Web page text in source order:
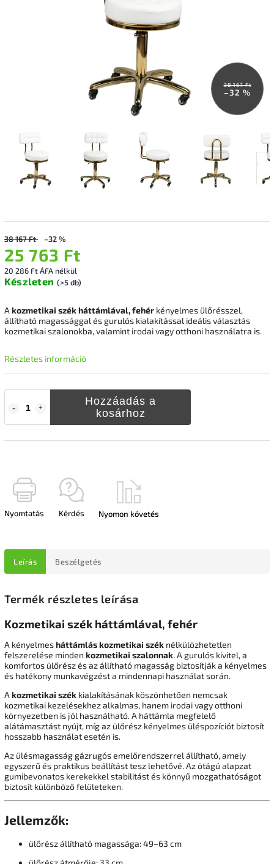
38 167 Ft
–32 %
38 167 Ft –32 %
25 763 Ft
20 286 Ft ÁFA nélkül
Készleten (>5 db)
Hozzáadás a
kosárhoz
A kozmetikai szék háttámlával, fehér kényelmes ülőrésszel,
állítható magassággal és gurulós kialakítással ideális választás
kozmetikai szalonokba, valamint irodai vagy otthoni használatra is.
Részletes információ
Nyomtatás Kérdés Nyomon követés
Leírás Beszélgetés
Termék részletes leírása
Kozmetikai szék háttámlával, fehér
A kényelmesháttámlás kozmetikai szék nélkülözhetetlen
felszerelése minden kozmetikai szalonnak. A gurulós kivitel, a
komfortos ülőrész és az állítható magasság biztosítják a kényelmes
és hatékony munkavégzést a mindennapi használat során.
A kozmetikai szék kialakításának köszönhetően nemcsak
kozmetikai kezelésekhez alkalmas, hanem irodai vagy otthoni
környezetben is jól használható. A háttámla megfelelő
alátámasztást nyújt, míg az ülőrész kényelmes üléspozíciót biztosít
hosszabb használat esetén is.
Az ülésmagasság gázrugós emelőrendszerrel állítható, amely
egyszerű és praktikus beállítást tesz lehetővé. Az ötágú alapzat
gumibevonatos kerekekkel stabilitást és könnyű mozgathatóságot
biztosít különböző felületeken.
Jellemzők:
ülőrész állítható magassága: 49–63 cm